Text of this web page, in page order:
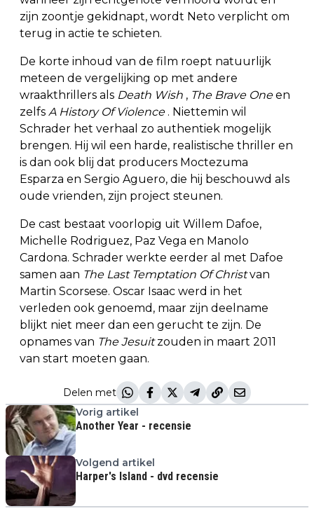
zijn zoontje gekidnapt, wordt Neto verplicht om
terug in actie te schieten.
De korte inhoud van de film roept natuurlijk
meteen de vergelijking op met andere
wraakthrillers als Death Wish , The Brave Oneen
zelfs A History Of Violence. Niettemin wil
Schrader het verhaal zo authentiek mogelijk
brengen. Hij wil een harde, realistische thriller en
is dan ook blij dat producers Moctezuma
Esparza en Sergio Aguero, die hij beschouwd als
oude vrienden, zijn project steunen.
De cast bestaat voorlopig uit Willem Dafoe,
Michelle Rodriguez, Paz Vega en Manolo
Cardona. Schrader werkte eerder al met Dafoe
samen aan The Last Temptation Of Christvan
Martin Scorsese. Oscar Isaac werd in het
verleden ook genoemd, maar zijn deelname
blijkt niet meer dan een gerucht te zijn. De
opnames van The Jesuitzouden in maart 2011
van start moeten gaan.
Delen met
Vorig artikel
Another Year - recensie
Volgend artikel
Harper's Island - dvd recensie